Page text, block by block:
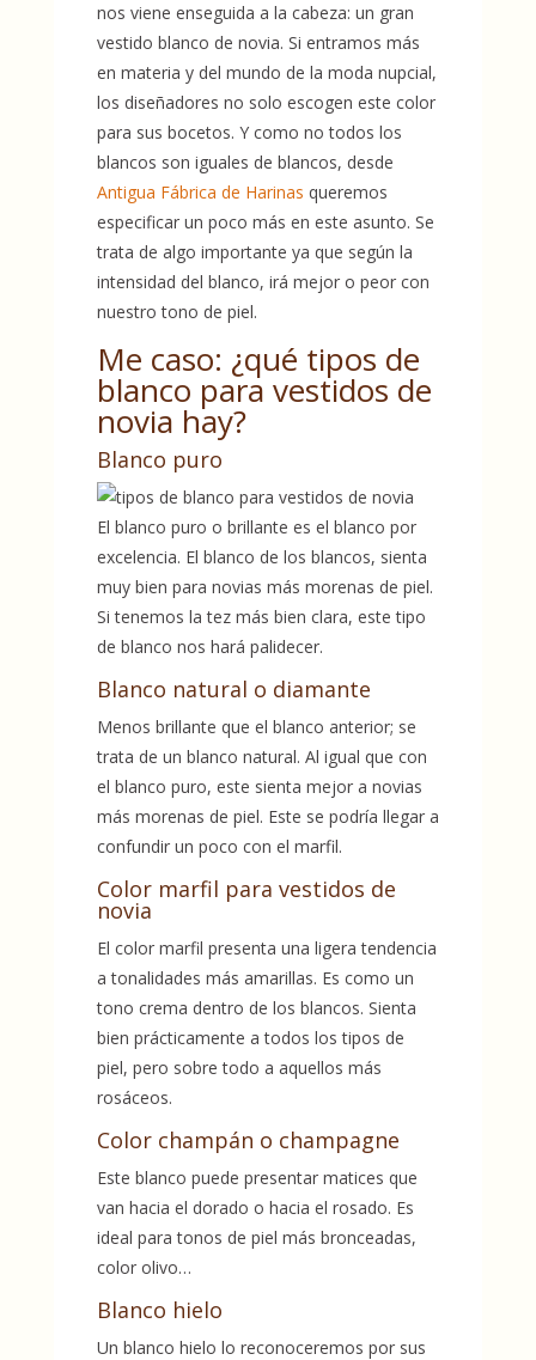
nos viene enseguida a la cabeza: un gran
vestido blanco de novia. Si entramos más
en materia y del mundo de la moda nupcial,
los diseñadores no solo escogen este color
para sus bocetos. Y como no todos los
blancos son iguales de blancos, desde
Antigua Fábrica de Harinas queremos
especificar un poco más en este asunto. Se
trata de algo importante ya que según la
intensidad del blanco, irá mejor o peor con
nuestro tono de piel.
Me caso: ¿qué tipos de
blanco para vestidos de
novia hay?
Blanco puro
El blanco puro o brillante es el blanco por
excelencia. El blanco de los blancos, sienta
muy bien para novias más morenas de piel.
Si tenemos la tez más bien clara, este tipo
de blanco nos hará palidecer.
Blanco natural o diamante
Menos brillante que el blanco anterior; se
trata de un blanco natural. Al igual que con
el blanco puro, este sienta mejor a novias
más morenas de piel. Este se podría llegar a
confundir un poco con el marfil.
Color marfil para vestidos de
novia
El color marfil presenta una ligera tendencia
a tonalidades más amarillas. Es como un
tono crema dentro de los blancos. Sienta
bien prácticamente a todos los tipos de
piel, pero sobre todo a aquellos más
rosáceos.
Color champán o champagne
Este blanco puede presentar matices que
van hacia el dorado o hacia el rosado. Es
ideal para tonos de piel más bronceadas,
color olivo…
Blanco hielo
Un blanco hielo lo reconoceremos por sus